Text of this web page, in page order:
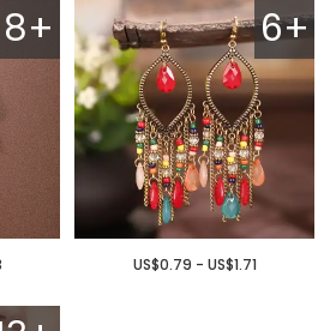
8+ 6+
US$0.79 - US$1.71